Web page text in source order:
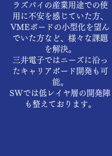
ラズパイの産業用途での使
用に不安を感じていた方、
VMEボードの小型化を望ん
でいた方など、様々な課題
を解決。
三井電子ではニーズに沿っ
たキャリアボード開発も可
能。
SWでは低レイヤ層の開発陣
も整えております。